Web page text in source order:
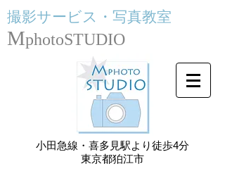
撮影サービス・ 写真教室
MphotoSTUDIO
小田急線・喜多見駅より徒歩4分
​東京都狛江市